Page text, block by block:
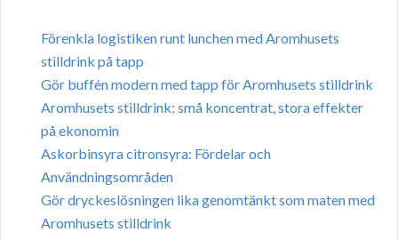
Förenkla logistiken runt lunchen med Aromhusets
stilldrink på tapp
Gör buffén modern med tapp för Aromhusets stilldrink
Aromhusets stilldrink: små koncentrat, stora effekter
på ekonomin
Askorbinsyra citronsyra: Fördelar och
Användningsområden
Gör dryckeslösningen lika genomtänkt som maten med
Aromhusets stilldrink